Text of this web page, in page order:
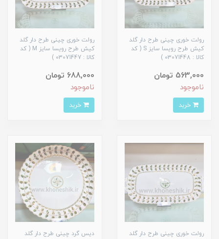
رولت خوری چینی طرح دار گلد
کیش طرح رویسا سایز S ( کد
کالا : 03071448 )
563,000 تومان
ناموجود
رولت خوری چینی طرح دار گلد
کیش طرح رویسا سایز M ( کد
کالا : 03071447 )
688,000 تومان
ناموجود
رولت خوری چینی طرح دار گلد
دیس گرد چینی طرح دار گلد